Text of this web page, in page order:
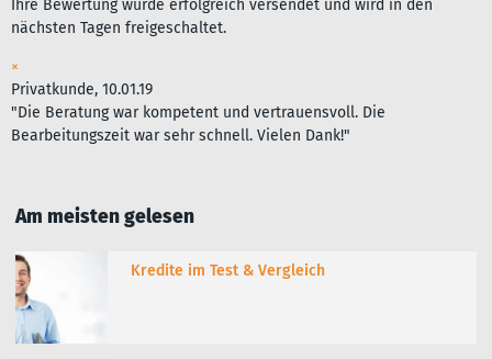
Ihre Bewertung wurde erfolgreich versendet und wird in den
nächsten Tagen freigeschaltet.
×
Privatkunde, 10.01.19
"Die Beratung war kompetent und vertrauensvoll. Die
Bearbeitungszeit war sehr schnell. Vielen Dank!"
Am meisten gelesen
Kredite im Test & Vergleich